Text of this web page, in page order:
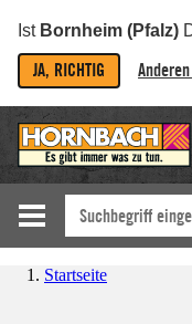
Ist Bornheim (Pfalz)
JA, RICHTIG
Startseite